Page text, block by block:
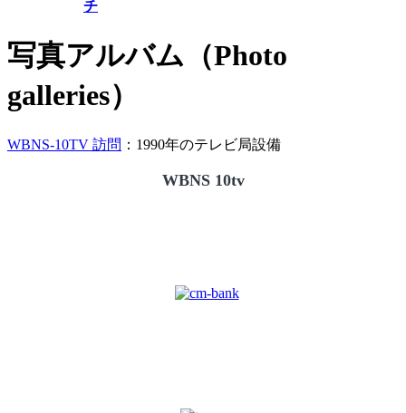
チ
写真アルバム（Photo
galleries）
WBNS-10TV 訪問 ：1990年のテレビ局設備
WBNS 10tv